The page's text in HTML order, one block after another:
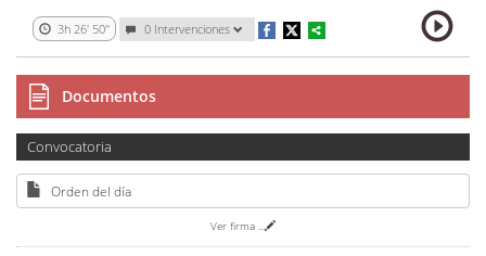
3h 26' 50'' 0 Intervenciones
Documentos
Convocatoria
Orden del día
Ver firma ...